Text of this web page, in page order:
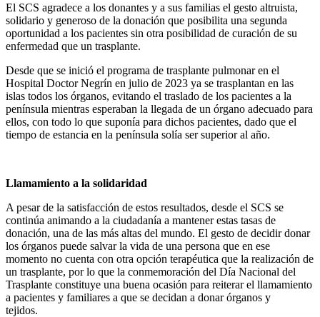
El SCS agradece a los donantes y a sus familias el gesto altruista,
solidario y generoso de la donación que posibilita una segunda
oportunidad a los pacientes sin otra posibilidad de curación de su
enfermedad que un trasplante.
Desde que se inició el programa de trasplante pulmonar en el
Hospital Doctor Negrín en julio de 2023 ya se trasplantan en las
islas todos los órganos, evitando el traslado de los pacientes a la
península mientras esperaban la llegada de un órgano adecuado para
ellos, con todo lo que suponía para dichos pacientes, dado que el
tiempo de estancia en la península solía ser superior al año.
Llamamiento a la solidaridad
A pesar de la satisfacción de estos resultados, desde el SCS se
continúa animando a la ciudadanía a mantener estas tasas de
donación, una de las más altas del mundo. El gesto de decidir donar
los órganos puede salvar la vida de una persona que en ese
momento no cuenta con otra opción terapéutica que la realización de
un trasplante, por lo que la conmemoración del Día Nacional del
Trasplante constituye una buena ocasión para reiterar el llamamiento
a pacientes y familiares a que se decidan a donar órganos y
tejidos.